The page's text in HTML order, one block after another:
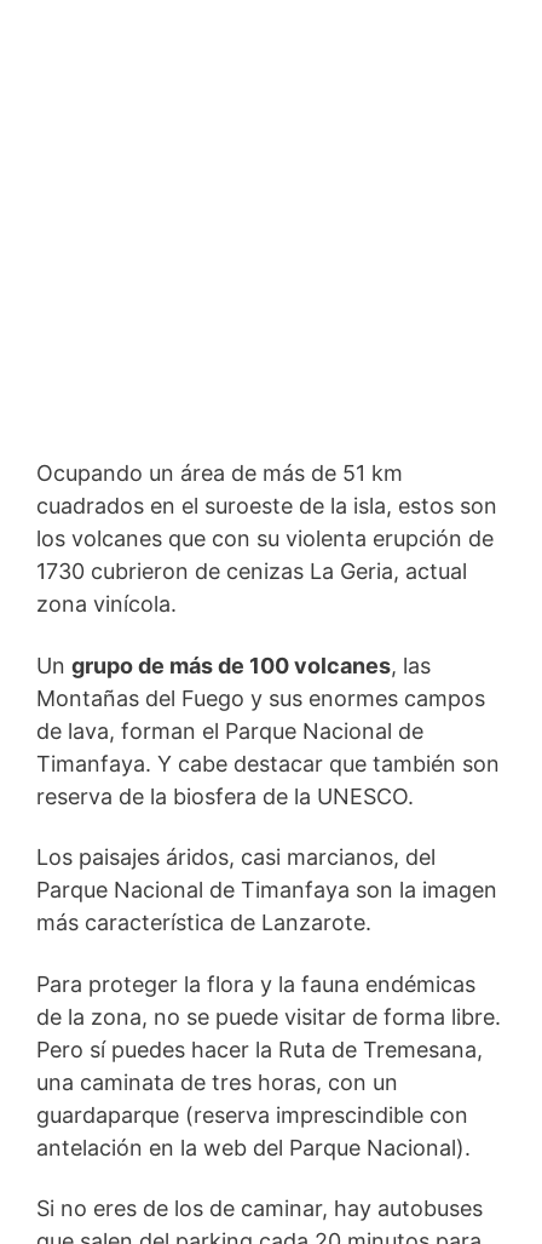
Ocupando un área de más de 51 km
cuadrados en el suroeste de la isla, estos son
los volcanes que con su violenta erupción de
1730 cubrieron de cenizas La Geria, actual
zona vinícola.
Un grupo de más de 100 volcanes, las
Montañas del Fuego y sus enormes campos
de lava, forman el Parque Nacional de
Timanfaya. Y cabe destacar que también son
reserva de la biosfera de la UNESCO.
Los paisajes áridos, casi marcianos, del
Parque Nacional de Timanfaya son la imagen
más característica de Lanzarote.
Para proteger la flora y la fauna endémicas
de la zona, no se puede visitar de forma libre.
Pero sí puedes hacer la Ruta de Tremesana,
una caminata de tres horas, con un
guardaparque (reserva imprescindible con
antelación en la web del Parque Nacional).
Si no eres de los de caminar, hay autobuses